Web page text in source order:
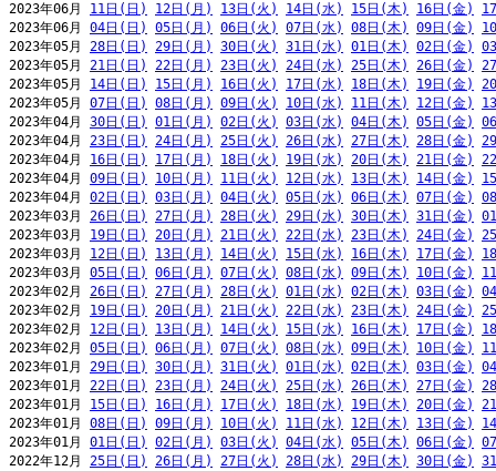
2023年06月 11日(日) 12日(月) 13日(火) 14日(水) 15日(木) 16日(金)
2023年06月 04日(日) 05日(月) 06日(火) 07日(水) 08日(木) 09日(金)
2023年05月 28日(日) 29日(月) 30日(火) 31日(水) 01日(木) 02日(金)
2023年05月 21日(日) 22日(月) 23日(火) 24日(水) 25日(木) 26日(金)
2023年05月 14日(日) 15日(月) 16日(火) 17日(水) 18日(木) 19日(金)
2023年05月 07日(日) 08日(月) 09日(火) 10日(水) 11日(木) 12日(金)
2023年04月 30日(日) 01日(月) 02日(火) 03日(水) 04日(木) 05日(金)
2023年04月 23日(日) 24日(月) 25日(火) 26日(水) 27日(木) 28日(金)
2023年04月 16日(日) 17日(月) 18日(火) 19日(水) 20日(木) 21日(金)
2023年04月 09日(日) 10日(月) 11日(火) 12日(水) 13日(木) 14日(金)
2023年04月 02日(日) 03日(月) 04日(火) 05日(水) 06日(木) 07日(金)
2023年03月 26日(日) 27日(月) 28日(火) 29日(水) 30日(木) 31日(金)
2023年03月 19日(日) 20日(月) 21日(火) 22日(水) 23日(木) 24日(金)
2023年03月 12日(日) 13日(月) 14日(火) 15日(水) 16日(木) 17日(金)
2023年03月 05日(日) 06日(月) 07日(火) 08日(水) 09日(木) 10日(金)
2023年02月 26日(日) 27日(月) 28日(火) 01日(水) 02日(木) 03日(金)
2023年02月 19日(日) 20日(月) 21日(火) 22日(水) 23日(木) 24日(金)
2023年02月 12日(日) 13日(月) 14日(火) 15日(水) 16日(木) 17日(金)
2023年02月 05日(日) 06日(月) 07日(火) 08日(水) 09日(木) 10日(金)
2023年01月 29日(日) 30日(月) 31日(火) 01日(水) 02日(木) 03日(金)
2023年01月 22日(日) 23日(月) 24日(火) 25日(水) 26日(木) 27日(金)
2023年01月 15日(日) 16日(月) 17日(火) 18日(水) 19日(木) 20日(金)
2023年01月 08日(日) 09日(月) 10日(火) 11日(水) 12日(木) 13日(金)
2023年01月 01日(日) 02日(月) 03日(火) 04日(水) 05日(木) 06日(金)
2022年12月 25日(日) 26日(月) 27日(火) 28日(水) 29日(木) 30日(金)